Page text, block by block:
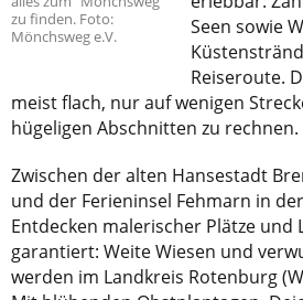
zu finden. Foto:
Mönchsweg e.V.
Seen sowie
Reiseroute.
meist flach, nur auf wenigen
hügeligen Abschnitten zu rechnen.
Zwischen der alten Hansestadt
und der Ferieninsel Fehmarn in
Entdecken malerischer Plätze und
garantiert: Weite Wiesen und
werden im Landkreis Rotenburg